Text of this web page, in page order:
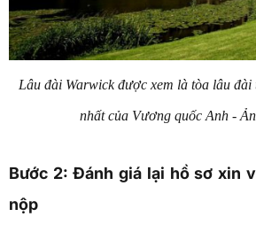
Lâu đài Warwick được xem là tòa lâu
nhất của Vương quốc Anh -
Bước 2: Đánh giá lại hồ sơ xin
nộp